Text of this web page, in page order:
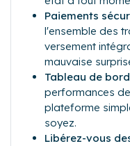
Paiements
l'ensemble des
versement
mauvaise
Tableau de
performances
plateforme
soyez.
Libérez-vous